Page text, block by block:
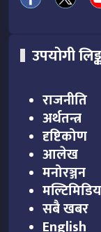
उपयोगी
राजनीति
अर्थतन्त्र
दृष्टिकोण
आलेख
मनोरञ्जन
सबै खबर
English